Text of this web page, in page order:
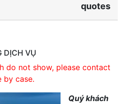
quotes
DỊCH VỤ
do not show, please contact
by case.
Quý khách